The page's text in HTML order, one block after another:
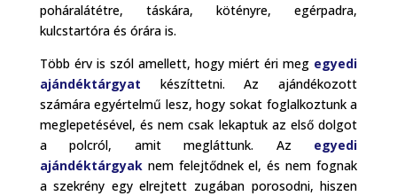
poháralátétre, táskára, kötényre, egérpadra,
kulcstartóra és órára is.
Több érv is szól amellett, hogy miért éri meg egyedi
ajándéktárgyat készíttetni. Az ajándékozott
számára egyértelmű lesz, hogy sokat foglalkoztunk a
meglepetésével, és nem csak lekaptuk az első dolgot
a polcról, amit megláttunk. Az egyedi
ajándéktárgyaknem felejtődnek el, és nem fognak
a szekrény egy elrejtett zugában porosodni, hiszen